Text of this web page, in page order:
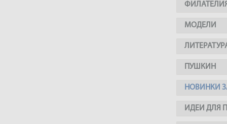
МОДЕЛИ
ПУШКИН
НОВИНКИ
ИДЕИ ДЛЯ